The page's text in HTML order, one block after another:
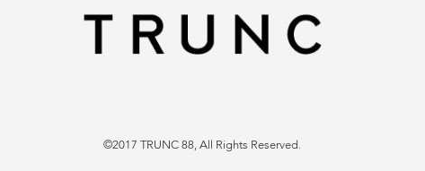
©2017 TRUNC 88, All Rights Reserved.